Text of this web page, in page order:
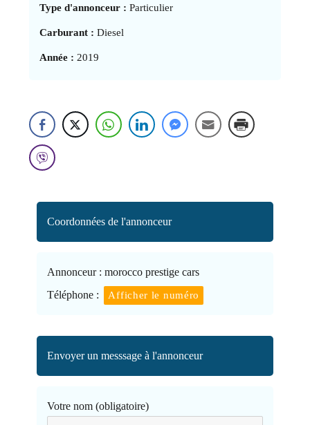
Type d'annonceur : Particulier
Carburant : Diesel
Année : 2019
Coordonnées de l'annonceur
Annonceur : morocco prestige cars
Téléphone :
Afficher le numéro
Envoyer un messsage à l'annonceur
Votre nom (obligatoire)